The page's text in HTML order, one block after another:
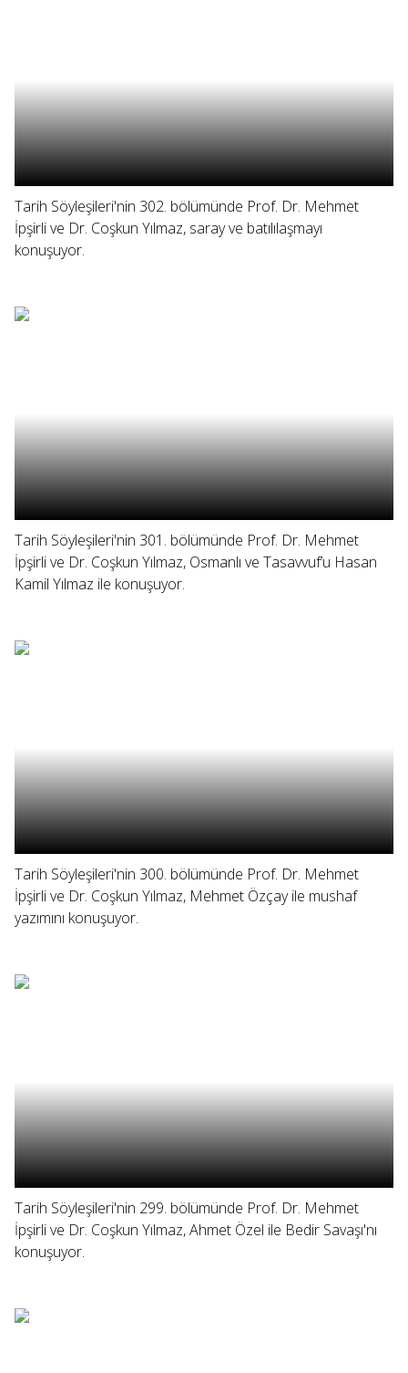
Tarih Söyleşileri'nin 302. bölümünde Prof. Dr. Mehmet
İpşirli ve Dr. Coşkun Yılmaz, saray ve batılılaşmayı
konuşuyor.
Tarih Söyleşileri'nin 301. bölümünde Prof. Dr. Mehmet
İpşirli ve Dr. Coşkun Yılmaz, Osmanlı ve Tasavvuf’u Hasan
Kamil Yılmaz ile konuşuyor.
Tarih Söyleşileri'nin 300. bölümünde Prof. Dr. Mehmet
İpşirli ve Dr. Coşkun Yılmaz, Mehmet Özçay ile mushaf
yazımını konuşuyor.
Tarih Söyleşileri'nin 299. bölümünde Prof. Dr. Mehmet
İpşirli ve Dr. Coşkun Yılmaz, Ahmet Özel ile Bedir Savaşı'nı
konuşuyor.